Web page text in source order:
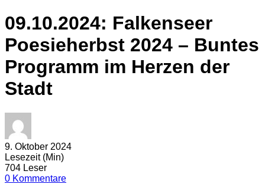
09.10.2024: Falkenseer
Poesieherbst 2024 – Buntes
Programm im Herzen der
Stadt
9. Oktober 2024
Lesezeit (Min)
704 Leser
0 Kommentare